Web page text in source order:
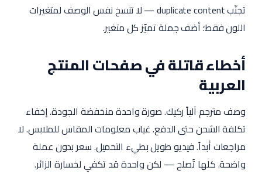
تجنّب duplicate content — لا تنسخ نفس الوصف لمتغيرات
اللون فقط؛ أضف جملة تميّز كل متغير.
أخطاء قاتلة في صفحات المنتج
العربية
وصف مترجم آلياً ركيك. صورة واحدة منخفضة الجودة. إخفاء
تكلفة الشحن حتى الدفع. غياب معلومات المقاس للملابس. لا
مراجعات أبداً. فيديو طويل بطيء التحميل. سعر بدون عملة
واضحة. كلها تُصلح — لكن واحدة قد تكفي لخسارة الزائر.